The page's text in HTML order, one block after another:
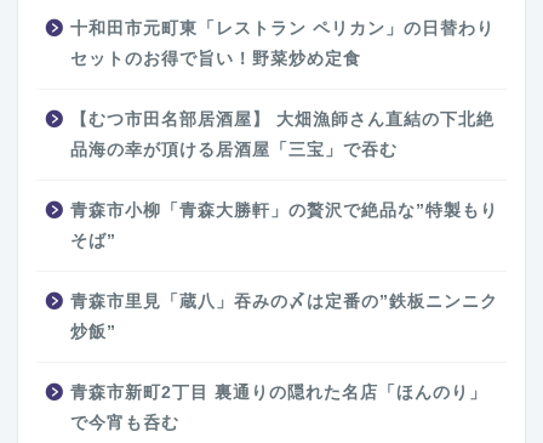
十和田市元町東「レストラン ペリカン」の日替わり
セットのお得で旨い！野菜炒め定食
【むつ市田名部居酒屋】 大畑漁師さん直結の下北絶
品海の幸が頂ける居酒屋「三宝」で吞む
青森市小柳「青森大勝軒」の贅沢で絶品な”特製もり
そば”
青森市里見「蔵八」吞みの〆は定番の”鉄板ニンニク
炒飯”
青森市新町2丁目 裏通りの隠れた名店「ほんのり」
で今宵も呑む